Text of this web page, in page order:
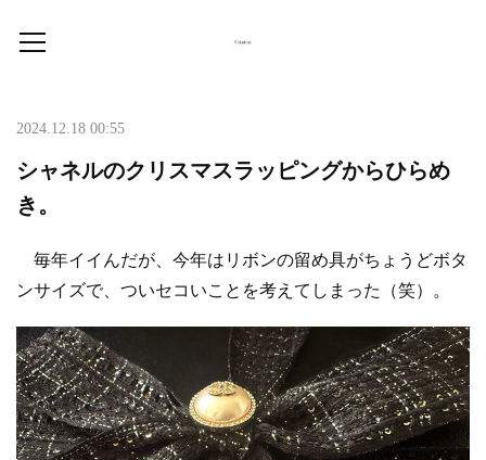
2024.12.18 00:55
シャネルのクリスマスラッピングからひらめ
き。
毎年イイんだが、今年はリボンの留め具がちょうどボタ
ンサイズで、ついセコいことを考えてしまった（笑）。